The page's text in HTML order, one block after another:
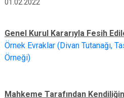
01.02.2022
Genel Kurul Kararıyla Fesih
Örnek Evraklar (Divan Tutanağı,
Örneği)
Mahkeme Tarafından